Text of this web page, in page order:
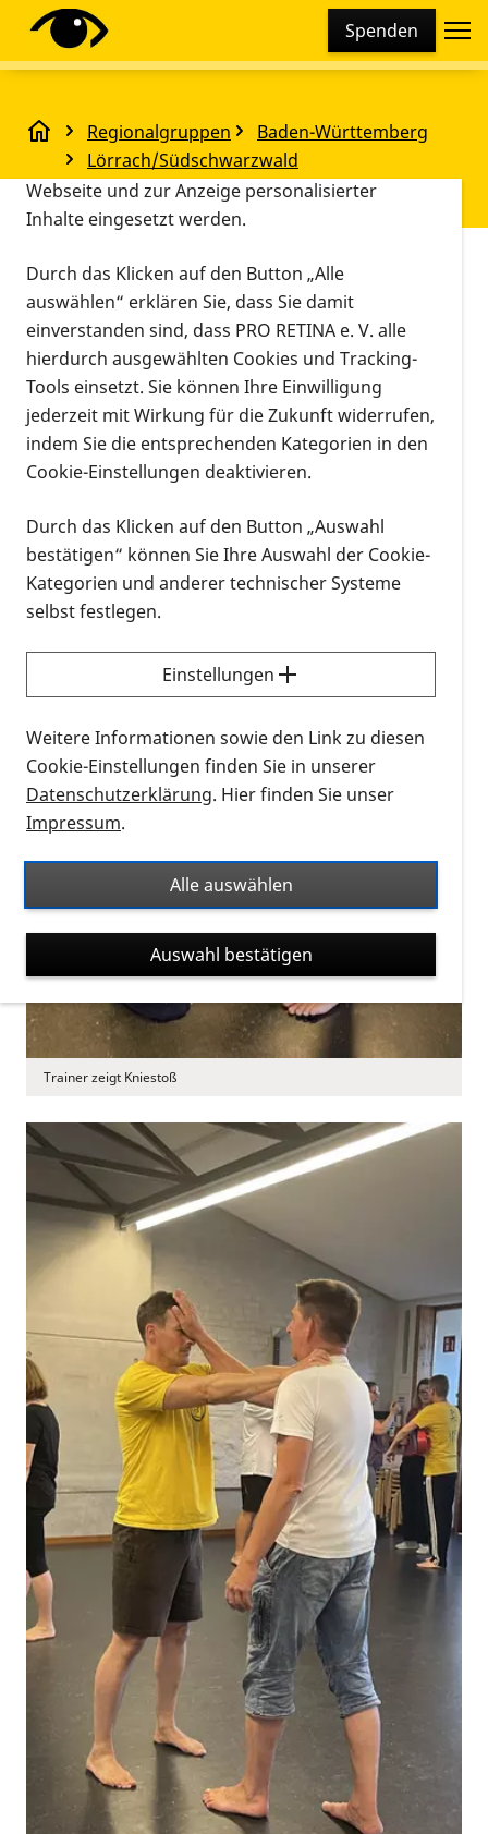
Spenden
Regionalgruppen
Baden-Württemberg
Lörrach/Südschwarzwald
Selbstverteidigungskurs
Selbstverteidigungskurs
Vorlesen
Trainer zeigt Kniestoß
Diese Webseite setzt verschiedene Cookies und
Tracking-Tools ein. Dies beinhaltet Cookies und
technisch notwendig sind, die zu statistischen
Zwecken sowie zur besseren Bedienbarkeit der
Webseite und zur Anzeige personalisierter
Inhalte eingesetzt werden.
Durch das Klicken auf den Button „Alle
auswählen“ erklären Sie, dass Sie damit
einverstanden sind, dass PRO RETINA e. V. alle
hierdurch ausgewählten Cookies und Tracking-
Tools einsetzt. Sie können Ihre Einwilligung
jederzeit mit Wirkung für die Zukunft widerrufen,
indem Sie die entsprechenden Kategorien in den
Cookie-Einstellungen deaktivieren.
Durch das Klicken auf den Button „Auswahl
bestätigen“ können Sie Ihre Auswahl der Cookie-
Kategorien und anderer technischer Systeme
selbst festlegen.
Einstellungen
Weitere Informationen sowie den Link zu diesen
Cookie-Einstellungen finden Sie in unserer
Datenschutzerklärung. Hier finden Sie unser
Impressum.
Alle auswählen
Auswahl bestätigen